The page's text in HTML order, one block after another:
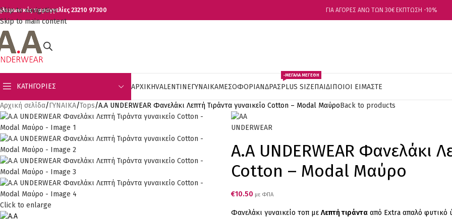
Skip to navigation
Skip to main content
παραγγελίες 23210 97300 ΓΙΑ ΑΓΟΡΕΣ ΑΝΩ ΤΩΝ 30€ ΕΚΠΤΩΣΗ -10%
ΚΑΤΗΓΟΡΊΕΣ ΑΡΧΙΚΗVALENTINEΓΥΝΑΙΚΑΜΕΣΟΦΟΡΙΑΝΔΡΑΣPLUS SIZE
-ΜΕΓΑΛΑ ΜΕΓΕΘΗ
ΠΑΙΔΙΠΟΙΟΙ ΕΙΜΑΣΤΕ
Αρχική σελίδα ΓΥΝΑΙΚΑ Tops Α.A UNDERWEAR Φανελάκι Λεπτή Τιράντα γυναικείο Cotton – Modal ΜαύροBack to products
Click to enlarge
Α.A UNDERWEAR Φανελάκι
Cotton – Modal Μαύρο
€10.50 με ΦΠΑ
Φανελάκι γυναικείο τοπ με Λεπτή τιράντα από Extra απαλό φυτικό